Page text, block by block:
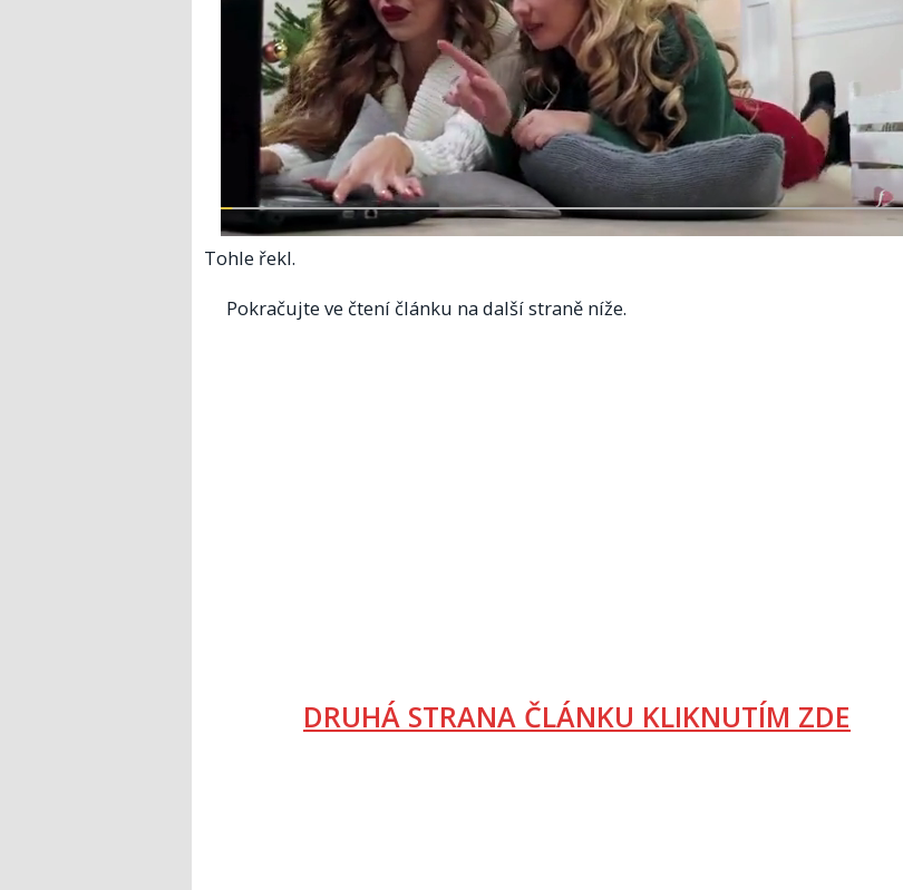
Tohle řekl.
Pokračujte ve čtení článku na další straně níže.
DRUHÁ STRANA ČLÁNKU KLIKNUTÍM ZDE